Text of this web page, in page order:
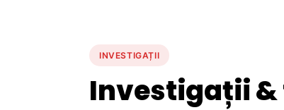
INVESTIGAȚII
Investigații